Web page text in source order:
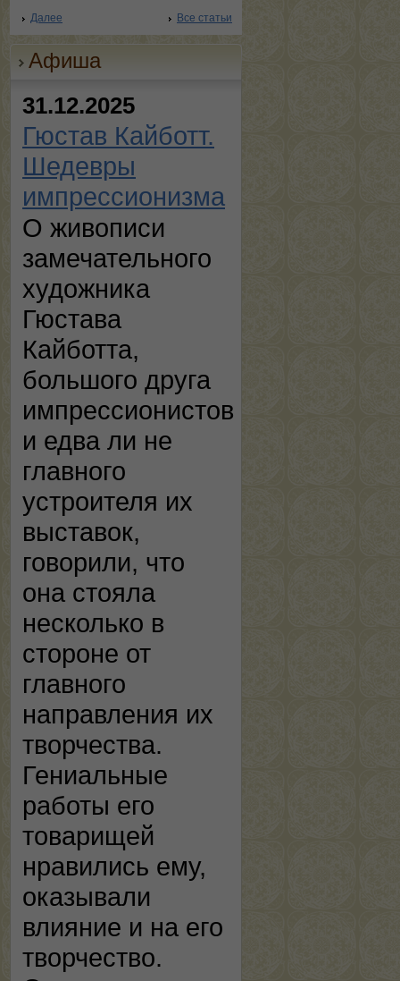
Далее Все статьи
Афиша
31.12.2025
Гюстав Кайботт.
Шедевры
импрессионизма
О живописи
замечательного
художника
Гюстава
Кайботта,
большого друга
импрессионистов
и едва ли не
главного
устроителя их
выставок,
говорили, что
она стояла
несколько в
стороне от
главного
направления их
творчества.
Гениальные
работы его
товарищей
нравились ему,
оказывали
влияние и на его
творчество.